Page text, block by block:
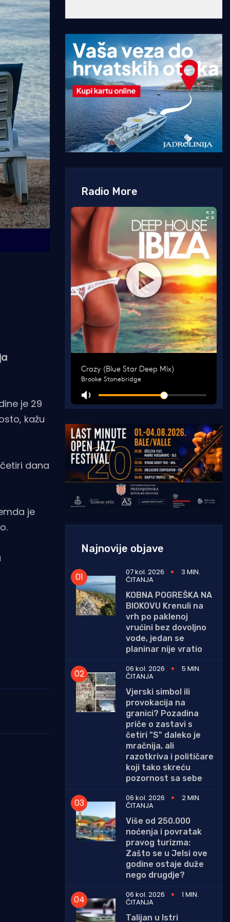
je 29
kažu
dana
je
Radio More
Najnovije objave
07 kol. 2026 3 MIN.
ČITANJA
KOBNA POGREŠKA NA
BIOKOVU Krenuli na
vrh po paklenoj
vrućini bez dovoljno
vode, jedan se
planinar nije vratio
06 kol. 2026
5 MIN.
ČITANJA
Vjerski simbol ili
provokacija na
granici? Pozadina
priče o zastavi s
četiri "S" daleko je
mračnija, ali
razotkriva i političare
koji tako skreću
pozornost sa sebe
06 kol. 2026
2 MIN.
ČITANJA
Više od 250.000
noćenja i povratak
pravog turizma:
Zašto se u Jelsi ove
godine ostaje duže
nego drugdje?
06 kol. 2026
1 MIN.
ČITANJA
Talijan u Istri